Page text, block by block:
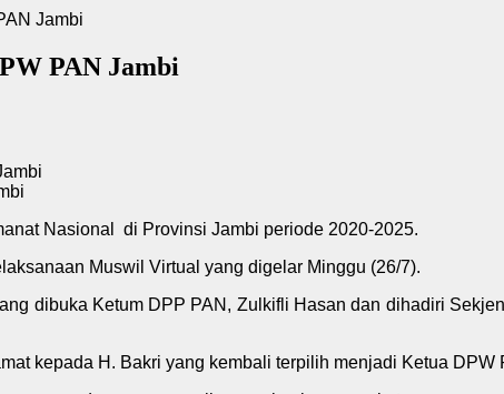
Jambi
PAN Jambi
Nasional di Provinsi Jambi periode 2020-2025.
Muswil Virtual yang digelar Minggu (26/7).
dibuka Ketum DPP PAN, Zulkifli Hasan dan dihadiri
kepada H. Bakri yang kembali terpilih menjadi Ketua